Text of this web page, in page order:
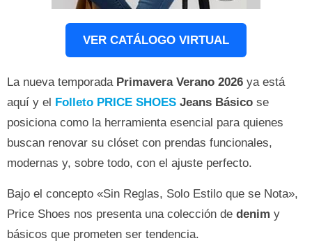
VER CATÁLOGO VIRTUAL
La nueva temporada Primavera Verano 2026 ya está
aquí y el Folleto PRICE SHOES Jeans Básico se
posiciona como la herramienta esencial para quienes
buscan renovar su clóset con prendas funcionales,
modernas y, sobre todo, con el ajuste perfecto.
Bajo el concepto «Sin Reglas, Solo Estilo que se Nota»,
Price Shoes nos presenta una colección de denim y
básicos que prometen ser tendencia.